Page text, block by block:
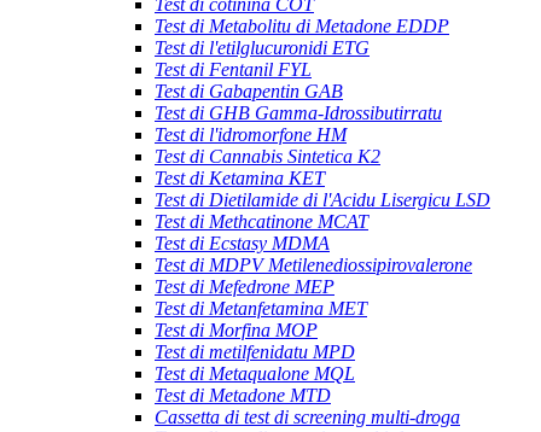
Test di cotinina COT
Test di Metabolitu di Metadone EDDP
Test di l'etilglucuronidi ETG
Test di Fentanil FYL
Test di Gabapentin GAB
Test di GHB Gamma-Idrossibutirratu
Test di l'idromorfone HM
Test di Cannabis Sintetica K2
Test di Ketamina KET
Test di Dietilamide di l'Acidu Lisergicu LSD
Test di Methcatinone MCAT
Test di Ecstasy MDMA
Test di MDPV Metilenediossipirovalerone
Test di Mefedrone MEP
Test di Metanfetamina MET
Test di Morfina MOP
Test di metilfenidatu MPD
Test di Metaqualone MQL
Test di Metadone MTD
Cassetta di test di screening multi-droga